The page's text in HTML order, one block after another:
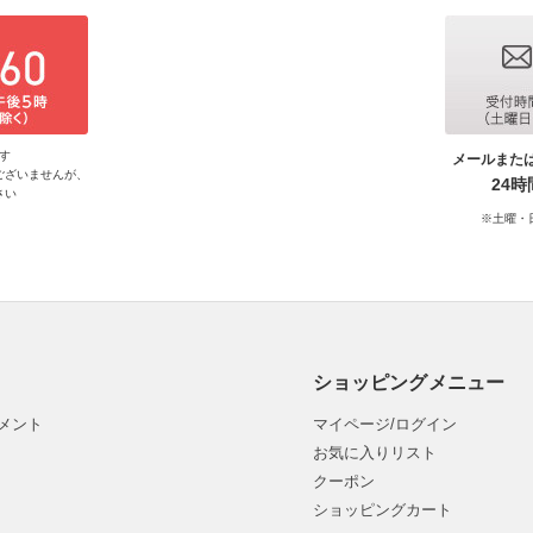
いませんが、
い
メールまた
24時
※土曜・
ント
ショッピングメニュー
マイページ/ログイン
お気に入りリスト
クーポン
ショッピングカート